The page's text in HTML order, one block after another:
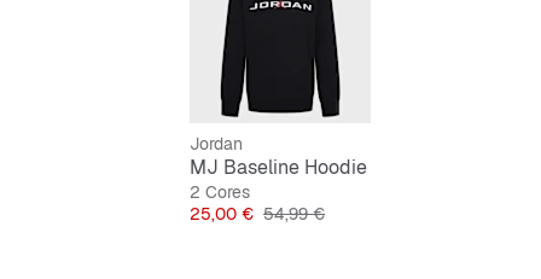
Fácil de cuidar e prático
Jordan
MJ Baseline Hoodie
2 Cores
Preço
25,00 € Preço original
54,99 €